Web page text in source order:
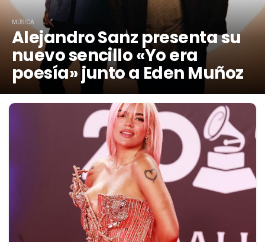
MÚSICA
Alejandro Sanz presenta su
nuevo sencillo «Yo era
poesía» junto a Eden Muñoz